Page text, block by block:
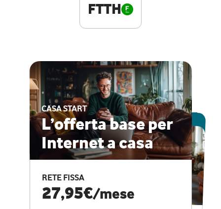
FTTH
CASA START
L’offerta base per
Internet a casa
RETE FISSA
27,95€/mese
ESCLUSIVA ONLINE
CASA PRO
Internet veloce e
vantaggi speciali